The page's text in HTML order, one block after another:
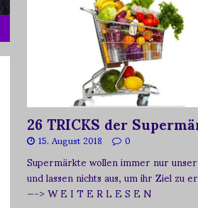
26 TRICKS der
15. August 2018 0
Supermärkte wollen immer nur
und lassen nichts aus, um ihr Ziel zu
—-> W E I T E R L E S E N